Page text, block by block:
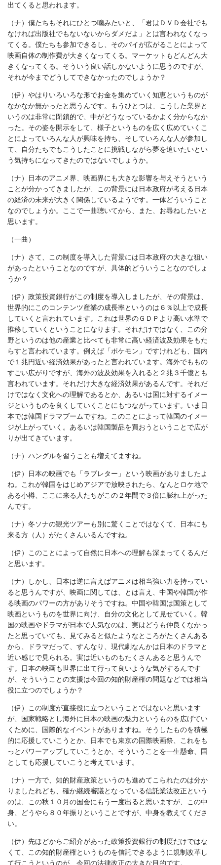
出てくると思われます。
（ナ）僕たちもそれにひとつ噛みたいと、「君はＤＶＤ会社でも
なければ出版社でもないないからダメだよ」とは言われなくなっ
てくる。僕たちも参加できるし、そのパイが広がることによって
映画自体の制作費が大きくなってくる。マーケットもどんどん大
きくなってくる。そういう良い話しかないように思うのですが、
それが今までどうしてできなかったのでしょうか？
（伊）やはりいろいろな形でお金を集めていく知恵というものが
なかなか無かったと思うんです。もうひとつは、こうした業界と
いうのは非常に閉鎖的で、中がどうなっているかよく分からなか
った。その姿を開示をして、様子というものを広く広めていくこ
とによっていろんな人が興味を持ち、そしていろんな人が参加し
て、自分たちでもこうしたことに挑戦しながら夢を追いたいとい
う気持ちになってきたのではないでしょうか。
（ナ）日本のアニメ界、映画界にも大きな影響を与えそうという
ことが分かってきましたが、この背景には日本政府が考える日本
の経済の未来が大きく関係しているようです。一体どういうこと
なのでしょうか。ここで一曲聴いてから、また、お尋ねしたいと
思います。
（一曲）
（ナ）さて、この制度を導入した背景には日本政府の大きな狙い
があったということなのですが、具体的どういうことなのでしょ
うか？
（伊）政策投資銀行がこの制度を導入しましたが、その背景は、
世界的にこのコンテンツ産業の成長率というのは６％以上で成長
していくと言われています。これは世界のＧＤＰより高い水準で
推移していくということになります。それだけではなく、この分
野というのは他の産業と比べても非常に高い経済波及効果をもた
らすと言われています。例えば「ポケモン」ですけれども、国内
で１兆円近い経済効果があったと言われています。海外でももの
すごい広がりですが、海外の波及効果を入れると２兆３千億とも
言われています。それだけ大きな経済効果があるんです。それだ
けではなく文化への理解であるとか、あるいは国に対するイメー
ジというものを良くしていくことにもつながっています。いま日
本では韓国ドラマブームですね。このことによって韓国のイメー
ジが上がっていく。あるいは韓国製品を買おうということで広が
りが出てきています。
（ナ）ハングルを習うことも増えてますね。
（伊）日本の映画でも「ラブレター」という映画がありましたよ
ね。これが韓国をはじめアジアで放映されたら、なんとロケ地で
ある小樽、ここに来る人たちがこの２年間で３倍に膨れ上がった
んです。
（ナ）冬ソナの観光ツアーも別に驚くことではなくて、日本にも
来る方（人）がたくさんいるんですね。
（伊）このことによって自然に日本への理解も深まってくるんだ
と思います。
（ナ）しかし、日本は逆に言えばアニメは相当強い力を持ってい
ると思うんですが、映画に関しては、とは言え、中国や韓国が作
る映画のパワーの方がありそうですね。中国や韓国は国策として
映画というものを世界に向け、自分の文化として見せていく。韓
国の映画やドラマが日本で人気なのは、実はどうも仲良くなかっ
たと思っていても、見てみると似たようなところがたくさんある
から、ドラマだって、すんなり、現代劇なんかは日本のドラマと
近い感じで見られる。実は近いものもたくさんあると思うんで
す。日本の映画も世界に出て行って良いような気がするんです
が、そういうことの支援は今回の知的財産権の問題などでは相当
役に立つのでしょうか？
（伊）この制度が直接役に立つということではないと思います
が、国家戦略とし海外に日本の映画の魅力というものを広げてい
くために、国際的なイベントがありますね。そうしたものを積極
的に応援していこうとか、日本でも東京の国際映画祭、これをも
っとパワーアップしていこうとか、そういうことを一生懸命、国
としても応援していこうと考えています。
（ナ）一方で、知的財産政策というのも進めてこられたのは分か
りましたれども、確か継続審議となっている信託業法改正という
のは、この秋１０月の国会にもう一度出ると思いますが、この中
身、どうやら８０年振りということですが、中身を教えてくださ
い。
（伊）先ほどからご紹介があった政策投資銀行の制度だけではな
くて、この知的財産権というものを信託できるように規制改革し
て行こうというのが、今回の法律改正の大きな目的です。